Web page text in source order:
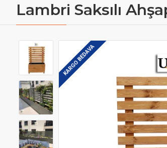
Lambri Saksılı
KARGO BEDAVA